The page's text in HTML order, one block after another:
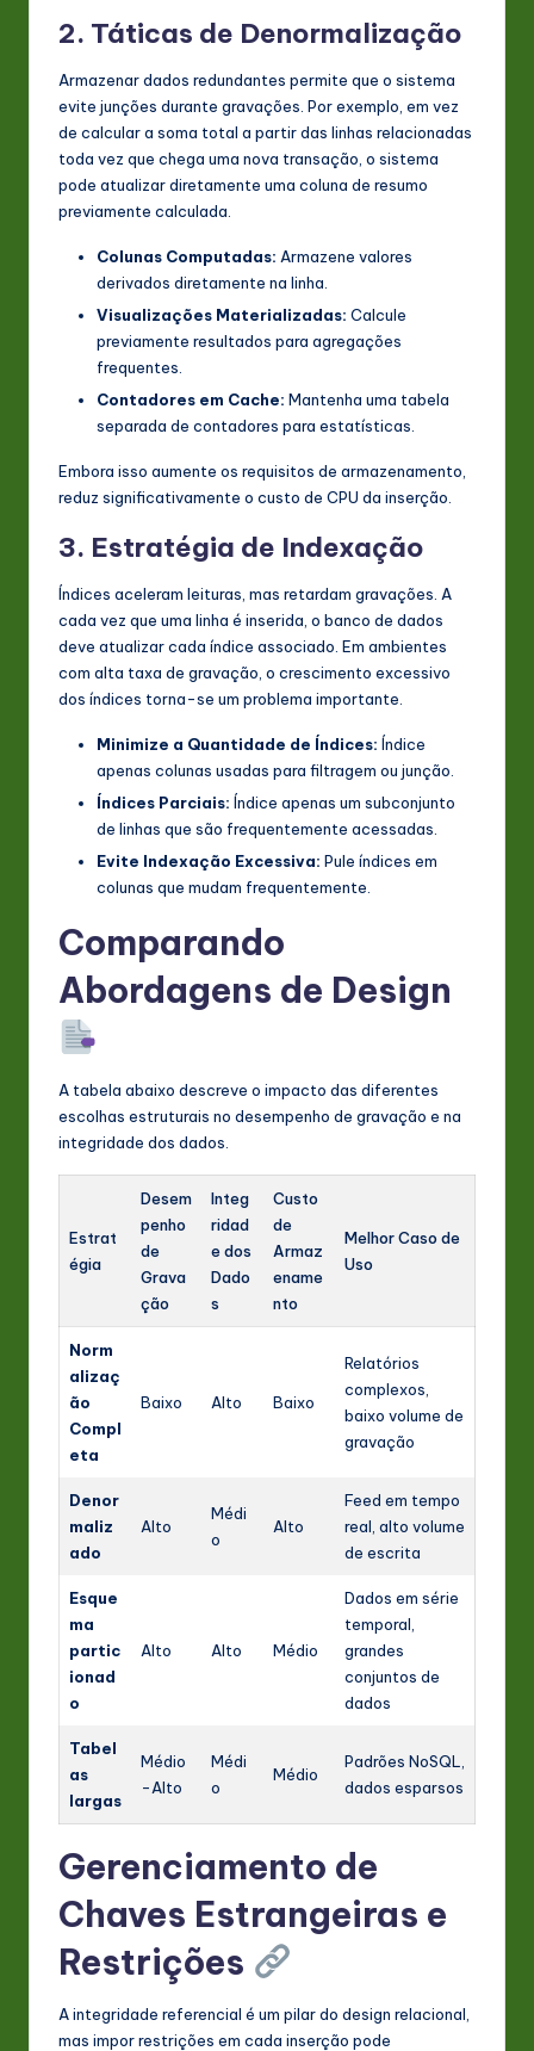
2. Táticas de Denormalização
Armazenar dados redundantes permite que o sistema
evite junções durante gravações. Por exemplo, em vez
de calcular a soma total a partir das linhas relacionadas
toda vez que chega uma nova transação, o sistema
pode atualizar diretamente uma coluna de resumo
previamente calculada.
Colunas Computadas: Armazene valores
derivados diretamente na linha.
Visualizações Materializadas: Calcule
previamente resultados para agregações
frequentes.
Contadores em Cache: Mantenha uma tabela
separada de contadores para estatísticas.
Embora isso aumente os requisitos de armazenamento,
reduz significativamente o custo de CPU da inserção.
3. Estratégia de Indexação
Índices aceleram leituras, mas retardam gravações. A
cada vez que uma linha é inserida, o banco de dados
deve atualizar cada índice associado. Em ambientes
com alta taxa de gravação, o crescimento excessivo
dos índices torna-se um problema importante.
Minimize a Quantidade de Índices: Índice
apenas colunas usadas para filtragem ou junção.
Índices Parciais: Índice apenas um subconjunto
de linhas que são frequentemente acessadas.
Evite Indexação Excessiva: Pule índices em
colunas que mudam frequentemente.
Comparando
Abordagens de Design
A tabela abaixo descreve o impacto das diferentes
escolhas estruturais no desempenho de gravação e na
integridade dos dados.
Estrat
égia
Desem
penho
de
Grava
ção
Integ
ridad
e dos
Dado
s
Custo
de
Armaz
ename
nto
Melhor Caso de
Uso
Norm
alizaç
ão
Compl
eta
Baixo Alto Baixo
Relatórios
complexos,
baixo volume de
gravação
Denor
maliz
ado
Alto
Médi
o
Alto
Feed em tempo
real, alto volume
de escrita
Esque
ma
partic
ionad
o
Alto Alto Médio
Dados em série
temporal,
grandes
conjuntos de
dados
Tabel
as
largas
Médio
-Alto
Médi
o
Médio
Padrões NoSQL,
dados esparsos
Gerenciamento de
Chaves Estrangeiras e
Restrições
A integridade referencial é um pilar do design relacional,
mas impor restrições em cada inserção pode